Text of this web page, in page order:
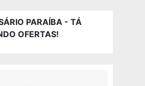
PARAÍBA - TÁ
OFERTAS!